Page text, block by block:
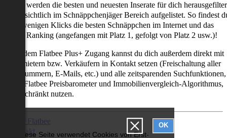
Diese Seite verwendet Cookies von Erst-
OK
werden die besten und neuesten Inserate für dich
übersichtlich im Schnäppchenjäger Bereich aufgelistet. So findest
nur wenigen Klicks die besten Schnäppchen im Internet und das
als Ranking (angefangen mit Platz 1, gefolgt von Platz 2 usw.)!
mit dem Flatbee Plus+ Zugang kannst du dich außerdem direkt mit
Vermietern bzw. Verkäufern in Kontakt setzen (Freischaltung aller
E-Mails, etc.) und alle zeitsparenden Suchfunktionen,
den Flatbee Preisbarometer und Immobilienvergleich-Algorithmus,
nutzen.
Über Flatbee
Kontakt